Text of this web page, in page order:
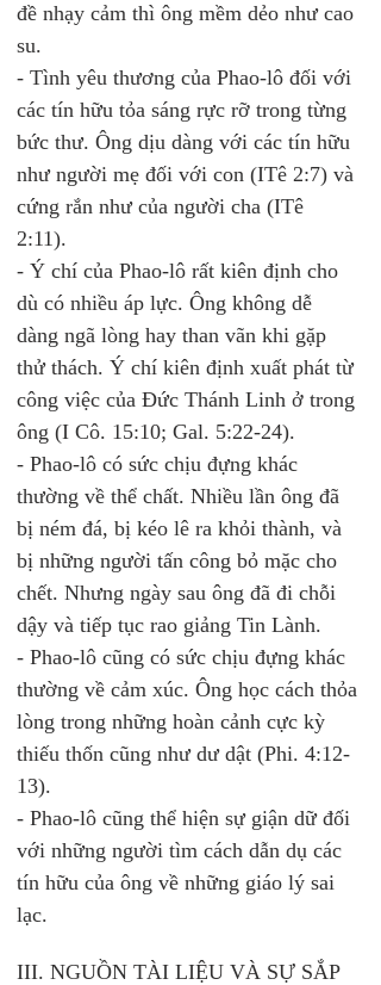
đề nhạy cảm thì ông mềm dẻo như cao
su.
- Tình yêu thương của Phao-lô đối với
các tín hữu tỏa sáng rực rỡ trong từng
bức thư. Ông dịu dàng với các tín hữu
như người mẹ đối với con (ITê 2:7) và
cứng rắn như của người cha (ITê
2:11).
- Ý chí của Phao-lô rất kiên định cho
dù có nhiều áp lực. Ông không dễ
dàng ngã lòng hay than vãn khi gặp
thử thách. Ý chí kiên định xuất phát từ
công việc của Đức Thánh Linh ở trong
ông (I Cô. 15:10; Gal. 5:22-24).
- Phao-lô có sức chịu đựng khác
thường về thể chất. Nhiều lần ông đã
bị ném đá, bị kéo lê ra khỏi thành, và
bị những người tấn công bỏ mặc cho
chết. Nhưng ngày sau ông đã đi chỗi
dậy và tiếp tục rao giảng Tin Lành.
- Phao-lô cũng có sức chịu đựng khác
thường về cảm xúc. Ông học cách thỏa
lòng trong những hoàn cảnh cực kỳ
thiếu thốn cũng như dư dật (Phi. 4:12-
13).
- Phao-lô cũng thể hiện sự giận dữ đối
với những người tìm cách dẫn dụ các
tín hữu của ông về những giáo lý sai
lạc.
III. NGUỒN TÀI LIỆU VÀ SỰ SẮP